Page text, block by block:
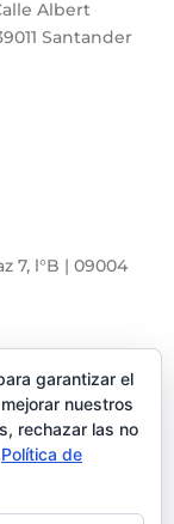
Albert
Santander
7, l°B | 09004
garantizar el
nuestros
rechazar las no
Política de